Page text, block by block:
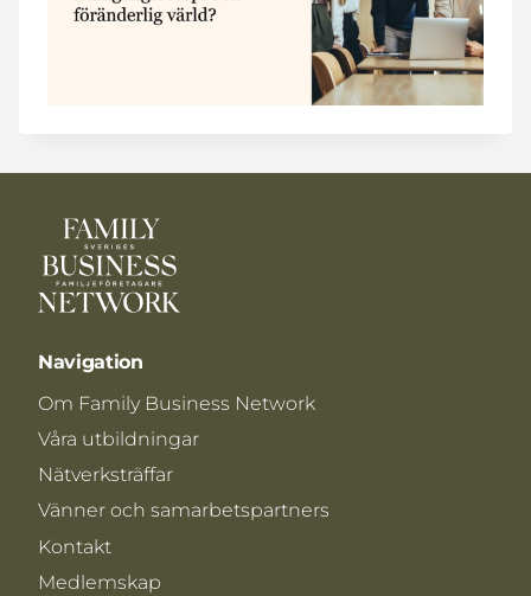
Navigation
Om Family Business Network
Våra utbildningar
Nätverksträffar
Vänner och samarbetspartners
Kontakt
Medlemskap